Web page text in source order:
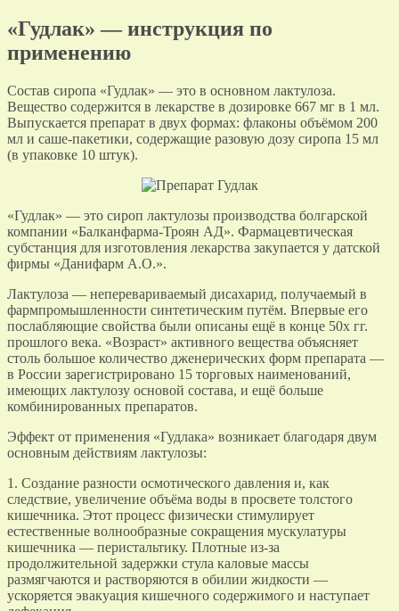
«Гудлак» — инструкция по
применению
Состав сиропа «Гудлак» — это в основном лактулоза.
Вещество содержится в лекарстве в дозировке 667 мг в 1 мл.
Выпускается препарат в двух формах: флаконы объёмом 200
мл и саше-пакетики, содержащие разовую дозу сиропа 15 мл
(в упаковке 10 штук).
«Гудлак» — это сироп лактулозы производства болгарской
компании «Балканфарма-Троян АД». Фармацевтическая
субстанция для изготовления лекарства закупается у датской
фирмы «Данифарм А.О.».
Лактулоза — неперевариваемый дисахарид, получаемый в
фармпромышленности синтетическим путём. Впервые его
послабляющие свойства были описаны ещё в конце 50х гг.
прошлого века. «Возраст» активного вещества объясняет
столь большое количество дженерических форм препарата —
в России зарегистрировано 15 торговых наименований,
имеющих лактулозу основой состава, и ещё больше
комбинированных препаратов.
Эффект от применения «Гудлака» возникает благодаря двум
основным действиям лактулозы:
1. Создание разности осмотического давления и, как
следствие, увеличение объёма воды в просвете толстого
кишечника. Этот процесс физически стимулирует
естественные волнообразные сокращения мускулатуры
кишечника — перистальтику. Плотные из-за
продолжительной задержки стула каловые массы
размягчаются и растворяются в обилии жидкости —
ускоряется эвакуация кишечного содержимого и наступает